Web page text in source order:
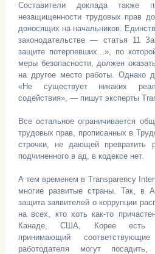
Составители доклада также
незащищенности трудовых прав
доносящих на начальников.
законодательстве — статья 11
защите потерпевших...», по
меры безопасности, должен
на другое место работы. Однако
«Не существует никаких
содействия», — пишут эксперты
Все остальное ограничивается
трудовых прав, прописанных в
строчки, не дающей превратить
подчиненного в ад, в кодексе нет.
А тем временем в Transparency
многие развитые страны. Так, в
защита заявителей о коррупции
на всех, кто хоть как-то
Канаде, США, Корее есть
принимающий
работодателя могут